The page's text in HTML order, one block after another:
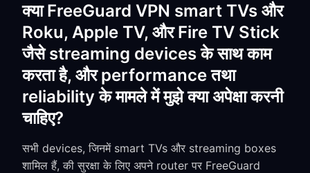
क्या FreeGuard VPN smart TVs और
Roku, Apple TV, और Fire TV Stick
जैसे streaming devices के साथ काम
करता है, और performance तथा
reliability के मामले में मुझे क्या अपेक्षा करनी
चाहिए?
सभी devices, जिनमें smart TVs और streaming boxes
शामिल हैं, की सुरक्षा के लिए अपने router पर FreeGuard